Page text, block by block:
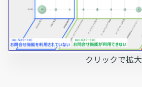
クリックで拡大